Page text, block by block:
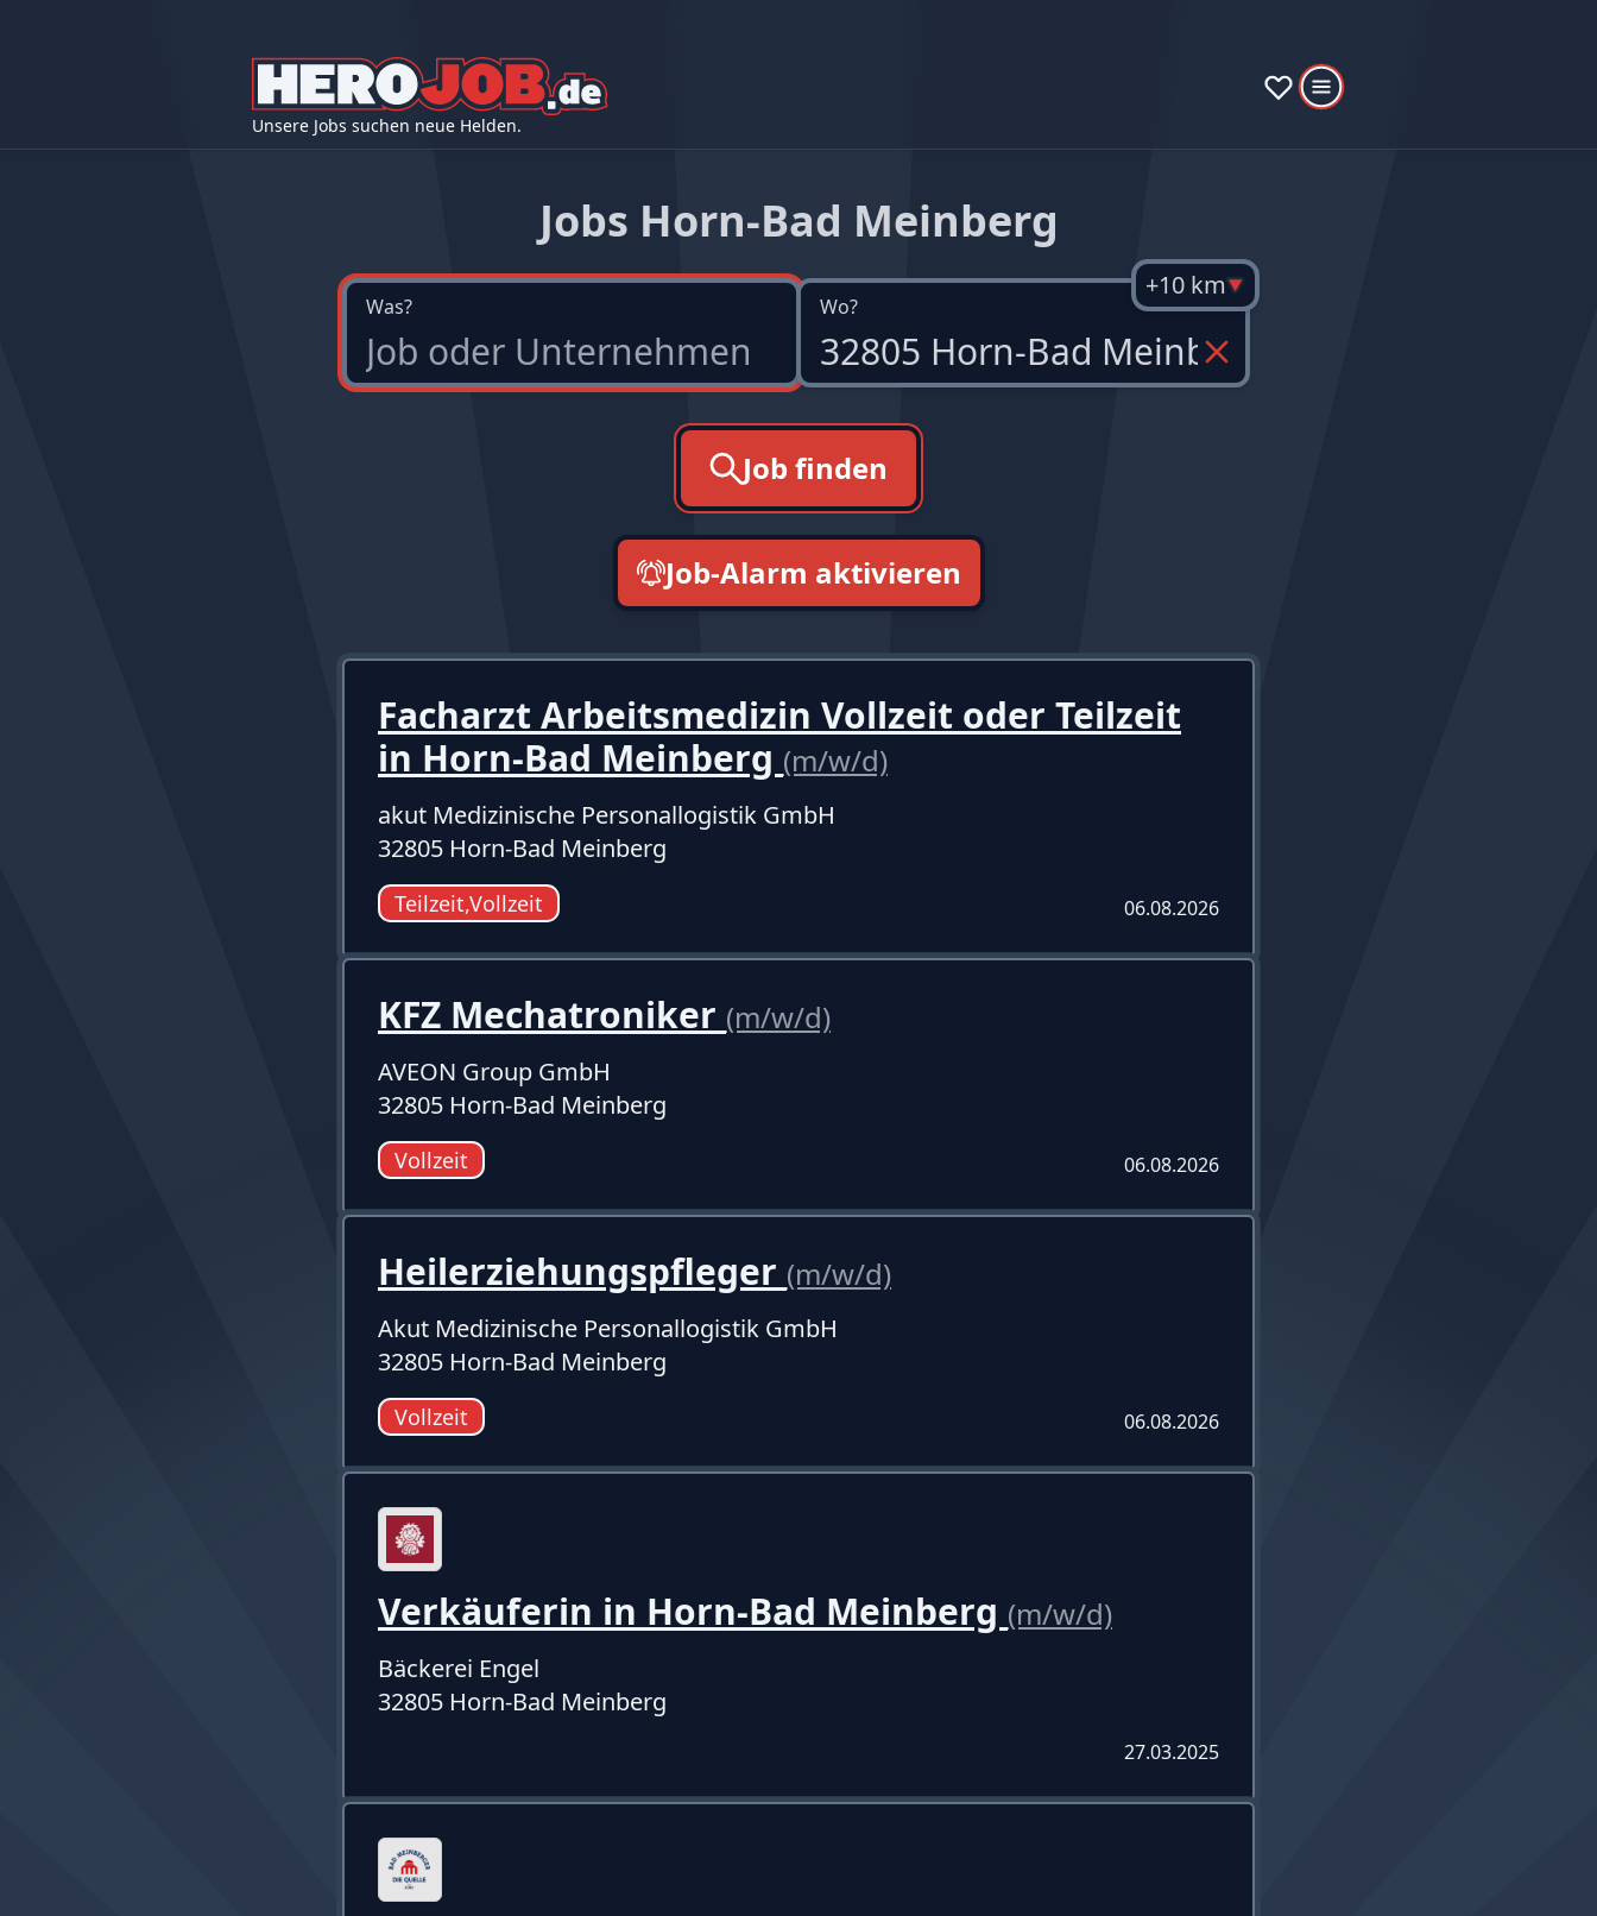
Unsere Jobs suchen neue Helden.
Jobs Horn-Bad Meinberg
Was? Wo?
+10 km
Job finden
Job-Alarm aktivieren
Facharzt Arbeitsmedizin Vollzeit oder Teilzeit
in Horn-Bad Meinberg (m/w/d)
akut Medizinische Personallogistik GmbH
32805 Horn-Bad Meinberg
Teilzeit,Vollzeit 06.08.2026
KFZ Mechatroniker (m/w/d)
AVEON Group GmbH
32805 Horn-Bad Meinberg
Vollzeit 06.08.2026
Heilerziehungspfleger (m/w/d)
Akut Medizinische Personallogistik GmbH
32805 Horn-Bad Meinberg
Vollzeit 06.08.2026
Verkäuferin in Horn-Bad Meinberg (m/w/d)
Bäckerei Engel
32805 Horn-Bad Meinberg
27.03.2025